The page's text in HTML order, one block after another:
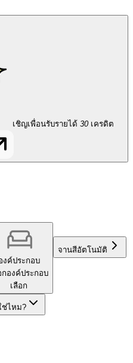
เชิญเพื่อนรับรายได้ 30 เครดิต
งค์ประกอบ
กองค์ประกอบ
เลือก
จานสีอัตโนมัติ
ช่ไหม?